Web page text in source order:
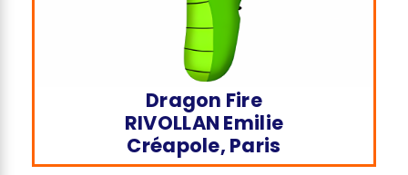
Dragon Fire
RIVOLLAN Emilie
Créapole, Paris